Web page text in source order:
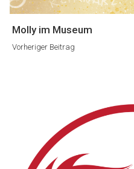
Vorheriger
Beitrag
Molly im Museum
Vorheriger Beitrag